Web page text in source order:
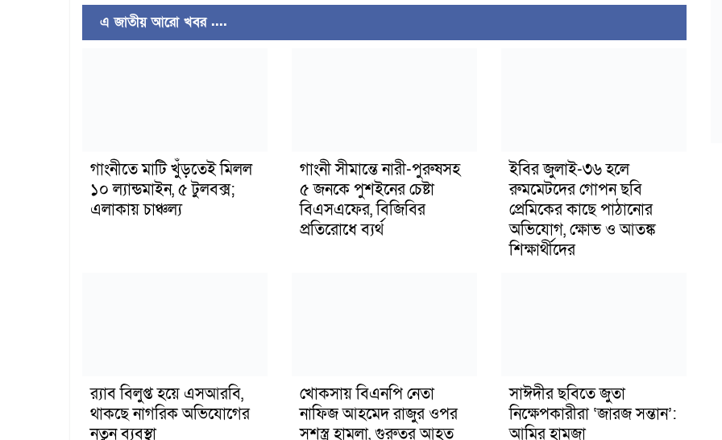
এ জাতীয় আরো খবর ....
গাংনীতে মাটি খুঁড়তেই মিলল
১০ ল্যান্ডমাইন, ৫ টুলবক্স;
এলাকায় চাঞ্চল্য
গাংনী সীমান্তে নারী-পুরুষসহ
৫ জনকে পুশইনের চেষ্টা
বিএসএফের, বিজিবির
প্রতিরোধে ব্যর্থ
ইবির জুলাই-৩৬ হলে
রুমমেটদের গোপন ছবি
প্রেমিকের কাছে পাঠানোর
অভিযোগ, ক্ষোভ ও আতঙ্ক
শিক্ষার্থীদের
র‍্যাব বিলুপ্ত হয়ে এসআরবি,
থাকছে নাগরিক অভিযোগের
নতুন ব্যবস্থা
খোকসায় বিএনপি নেতা
নাফিজ আহমেদ রাজুর ওপর
সশস্ত্র হামলা, গুরুতর আহত
সাঈদীর ছবিতে জুতা
নিক্ষেপকারীরা ‘জারজ সন্তান’:
আমির হামজা